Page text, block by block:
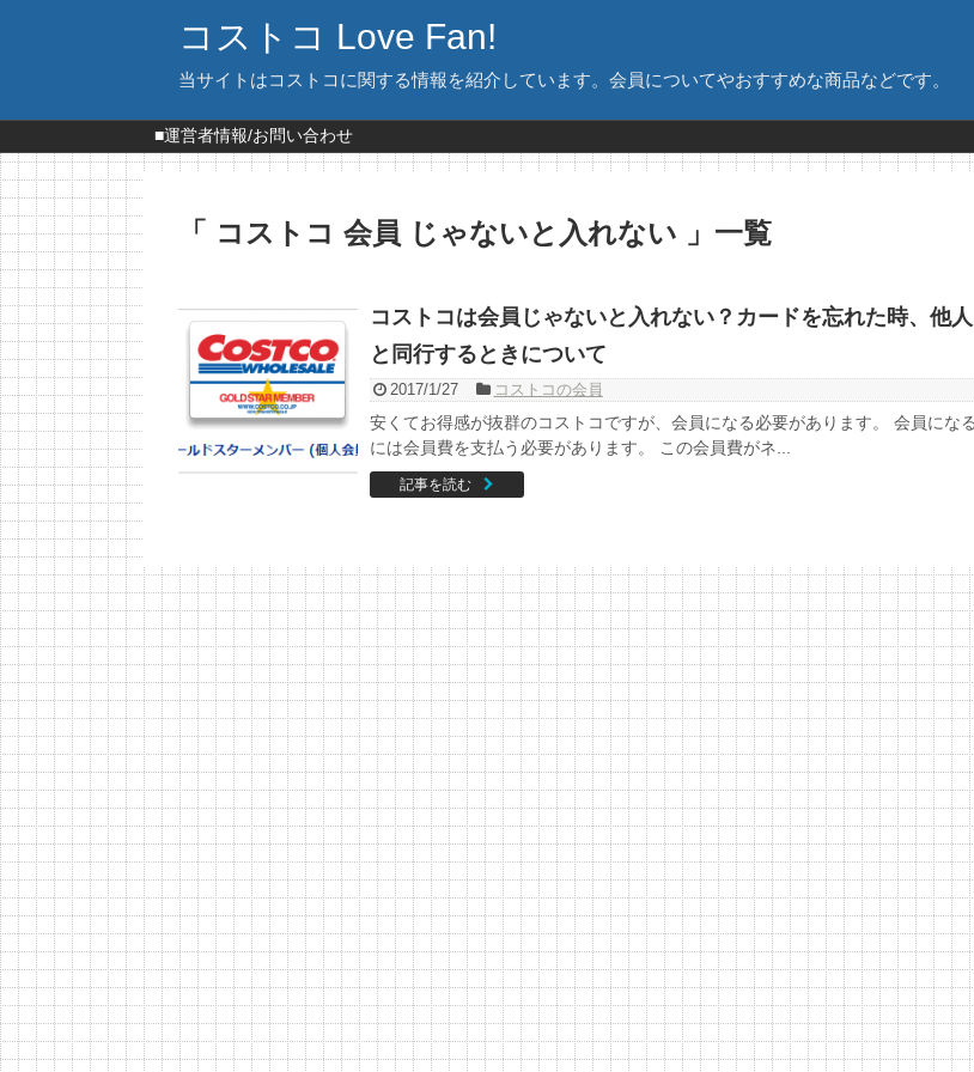
コストコ Love Fan!
当サイトはコストコに関する情報を紹介しています。会員についてやおすすめな商品などです。
■運営者情報/お問い合わせ
「 コストコ 会員 じゃないと入れない 」一覧
コストコは会員じゃないと入れない？カードを忘れた時、他人
と同行するときについて
2017/1/27 コストコの会員
安くてお得感が抜群のコストコですが、会員になる必要があります。 会員になる
には会員費を支払う必要があります。 この会員費がネ...
記事を読む